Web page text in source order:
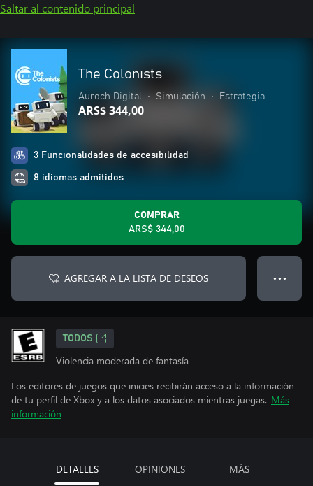
Saltar al contenido principal
The Colonists
Auroch Digital • Simulación • Estrategia
ARS$ 344,00
3 Funcionalidades de accesibilidad
8 idiomas admitidos
COMPRAR
ARS$ 344,00
AGREGAR A LA LISTA DE DESEOS ● ● ●
TODOS
Violencia moderada de fantasía
Los editores de juegos que inicies recibirán acceso a la información
de tu perfil de Xbox y a los datos asociados mientras juegas. Más
información
DETALLES OPINIONES MÁS